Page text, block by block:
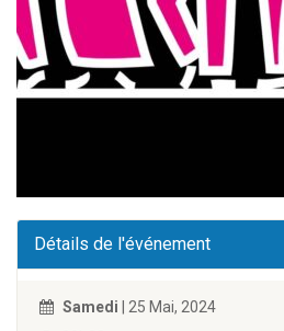
Détails de l'événement
Samedi | 25 Mai, 2024